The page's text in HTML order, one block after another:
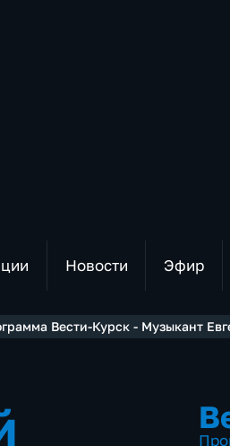
Новости Эфир
Вести-Курск - Музыкант